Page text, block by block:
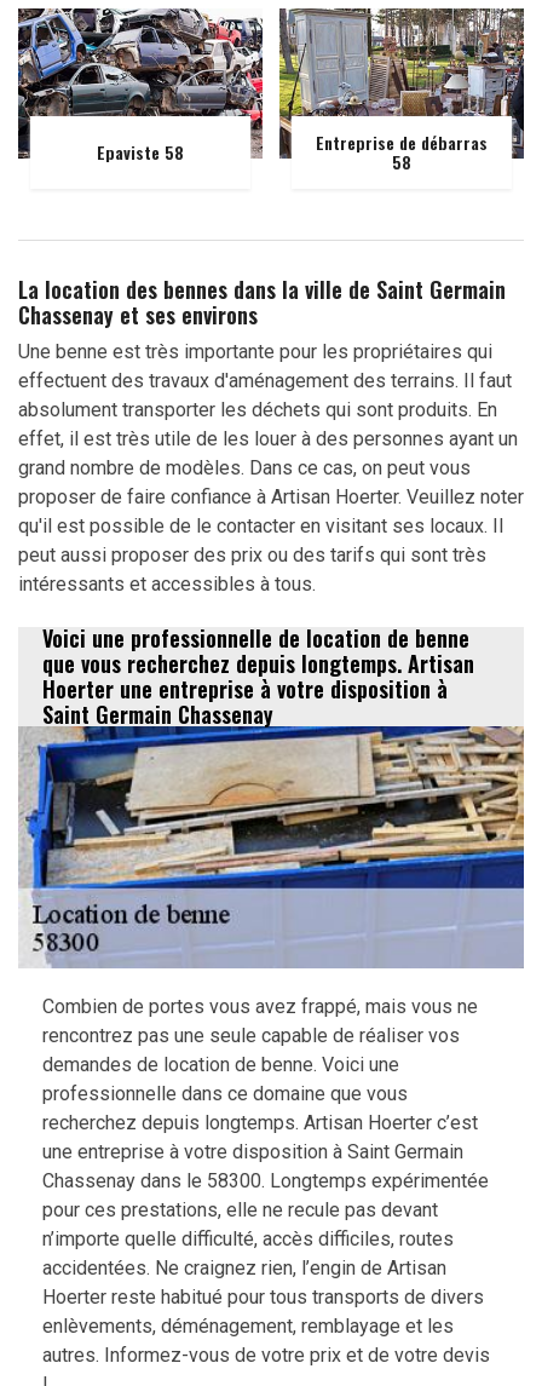
Epaviste 58 Entreprise de débarras
58
La location des bennes dans la ville de Saint Germain
Chassenay et ses environs
Une benne est très importante pour les propriétaires qui
effectuent des travaux d'aménagement des terrains. Il faut
absolument transporter les déchets qui sont produits. En
effet, il est très utile de les louer à des personnes ayant un
grand nombre de modèles. Dans ce cas, on peut vous
proposer de faire confiance à Artisan Hoerter. Veuillez noter
qu'il est possible de le contacter en visitant ses locaux. Il
peut aussi proposer des prix ou des tarifs qui sont très
intéressants et accessibles à tous.
Voici une professionnelle de location de benne
que vous recherchez depuis longtemps. Artisan
Hoerter une entreprise à votre disposition à
Saint Germain Chassenay
Combien de portes vous avez frappé, mais vous ne
rencontrez pas une seule capable de réaliser vos
demandes de location de benne. Voici une
professionnelle dans ce domaine que vous
recherchez depuis longtemps. Artisan Hoerter c’est
une entreprise à votre disposition à Saint Germain
Chassenay dans le 58300. Longtemps expérimentée
pour ces prestations, elle ne recule pas devant
n’importe quelle difficulté, accès difficiles, routes
accidentées. Ne craignez rien, l’engin de Artisan
Hoerter reste habitué pour tous transports de divers
enlèvements, déménagement, remblayage et les
autres. Informez-vous de votre prix et de votre devis